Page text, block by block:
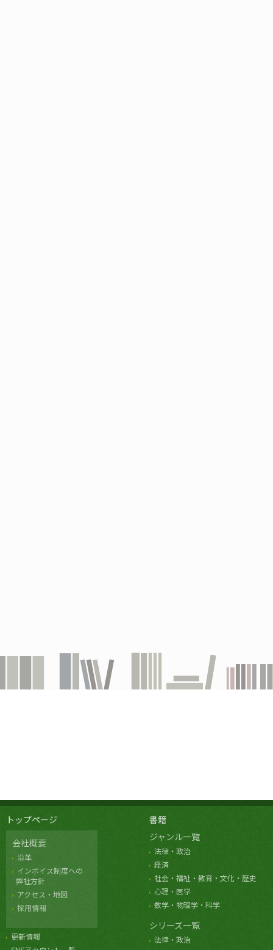
トップページ
会社概要
沿革
インボイス制度への
弊社方針
アクセス・地図
採用情報
更新情報
書籍
ジャンル一覧
法律・政治
経済
社会・福祉・教育・文化・歴史
心理・医学
数学・物理学・科学
シリーズ一覧
法律・政治